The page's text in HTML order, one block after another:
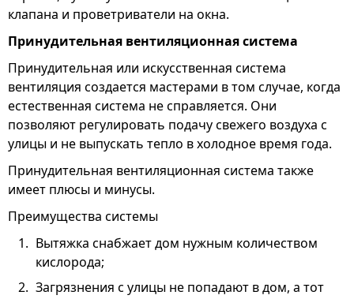
клапана и проветриватели на окна.
Принудительная вентиляционная система
Принудительная или искусственная система
вентиляция создается мастерами в том случае, когда
естественная система не справляется. Они
позволяют регулировать подачу свежего воздуха с
улицы и не выпускать тепло в холодное время года.
Принудительная вентиляционная система также
имеет плюсы и минусы.
Преимущества системы
Вытяжка снабжает дом нужным количеством
кислорода;
Загрязнения с улицы не попадают в дом, а тот